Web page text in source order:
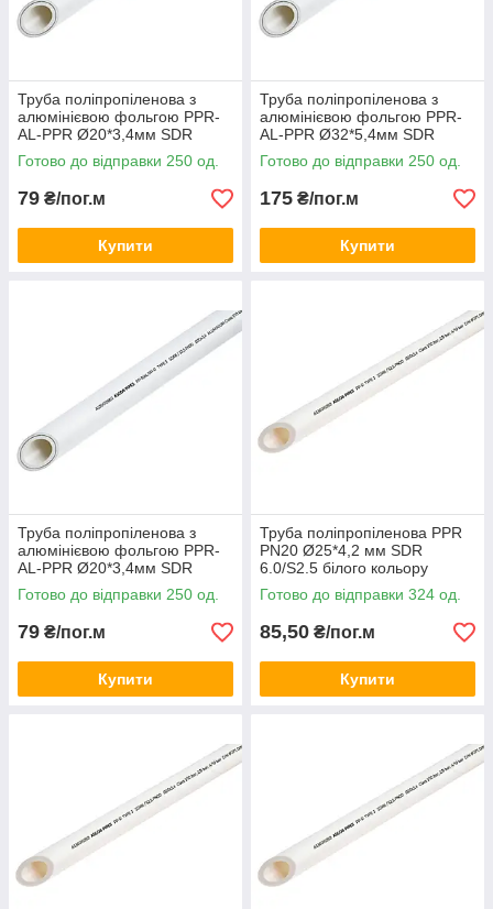
Труба поліпропіленова з
алюмінієвою фольгою PPR-
AL-PPR Ø20*3,4мм SDR
6.0/S2.5/PN25 білого кольору
(кратно 4м.п.) Asco®
Готово до відправки 250 од.
79 ₴/пог.м
Купити
Труба поліпропіленова з
алюмінієвою фольгою PPR-
AL-PPR Ø32*5,4мм SDR
6.0/S2.5/PN25 білого кольору
(кратно 2м.п.) Asco®
Готово до відправки 250 од.
175 ₴/пог.м
Купити
Труба поліпропіленова з
алюмінієвою фольгою PPR-
AL-PPR Ø20*3,4мм SDR
6.0/S2.5/PN25 білого кольору
(кратно 2м.п.) Asco®
Готово до відправки 250 од.
79 ₴/пог.м
Купити
Труба поліпропіленова PPR
PN20 Ø25*4,2 мм SDR
6.0/S2.5 білого кольору
(кратно 2м.п.) Asco®
Готово до відправки 324 од.
85,50 ₴/пог.м
Купити